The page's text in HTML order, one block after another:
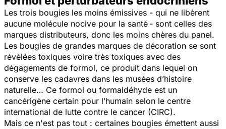
Les trois bougies les moins émissives - qui ne libèrent
aucune molécule nocive pour la santé - sont celles des
marques distributeurs, donc les moins chères du panel.
Les bougies de grandes marques de décoration se sont
révélées toxiques voire très toxiques avec des
dégagements de formol, ce produit dans lequel on
conserve les cadavres dans les musées d’histoire
naturelle… Ce formol ou formaldéhyde est un
cancérigène certain pour l’humain selon le centre
international de lutte contre le cancer (CIRC).
Mais ce n'est pas tout : certaines bougies émettent aussi